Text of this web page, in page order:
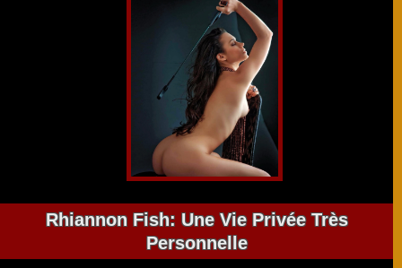
Rhiannon Fish: Une Vie Privée Très
Personnelle